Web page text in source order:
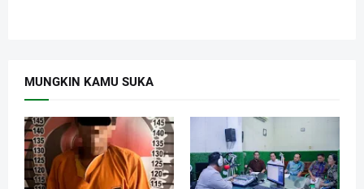
MUNGKIN KAMU SUKA